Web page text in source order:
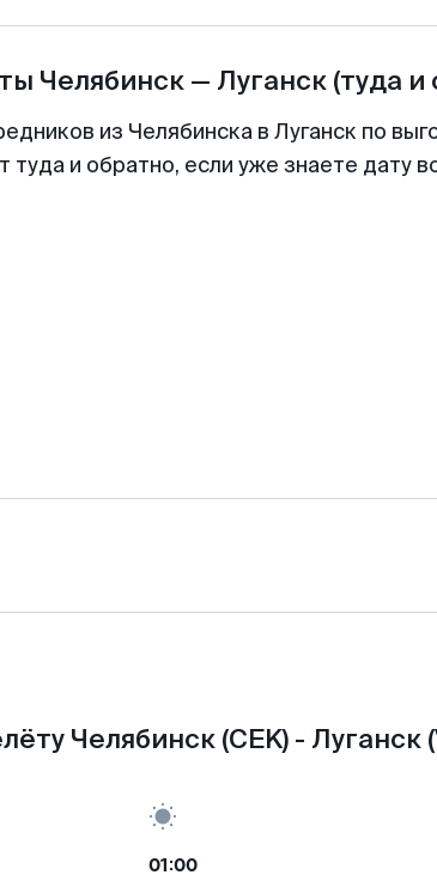
Челябинск — Луганск (туда и
из Челябинска в Луганск по
и обратно, если уже знаете дату
Челябинск (CEK) - Луганск
01:00